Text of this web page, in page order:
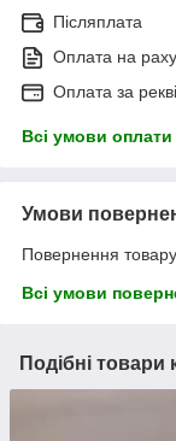
Післяплата
Оплата на
Оплата за
Всі умови оплати
Умови
Повернення
Всі умови
Подібні товари